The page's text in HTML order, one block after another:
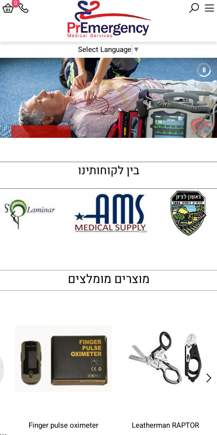
Select Language ▼
0
דפיברילטור ומוניטור
בין לקוחותינו
מוצרים מומלצים
Leatherman RAPTOR
Finger pulse oximeter